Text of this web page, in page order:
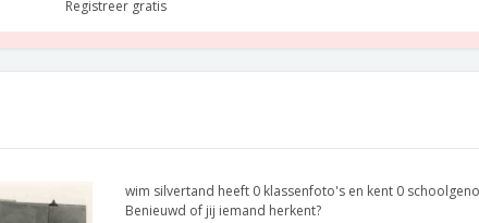
Registreer gratis
wim silvertand heeft 0 klassenfoto's en kent 0
Benieuwd of jij iemand herkent?